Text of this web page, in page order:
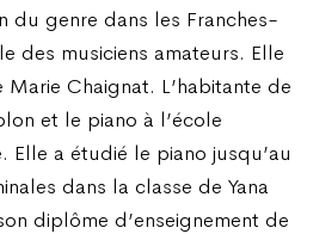
du genre dans les Franches-
des musiciens amateurs. Elle
Chaignat. L’habitante de
et le piano à l’école
Elle a étudié le piano jusqu’au
dans la classe de Yana
diplôme d’enseignement de